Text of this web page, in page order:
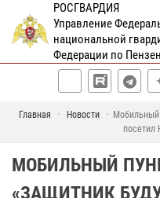
РОСГВАРДИЯ
Управление
национальной
Федерации по
Главная Новости
Мобильный
МОБИЛЬНЫЙ
«ЗАЩИТНИК